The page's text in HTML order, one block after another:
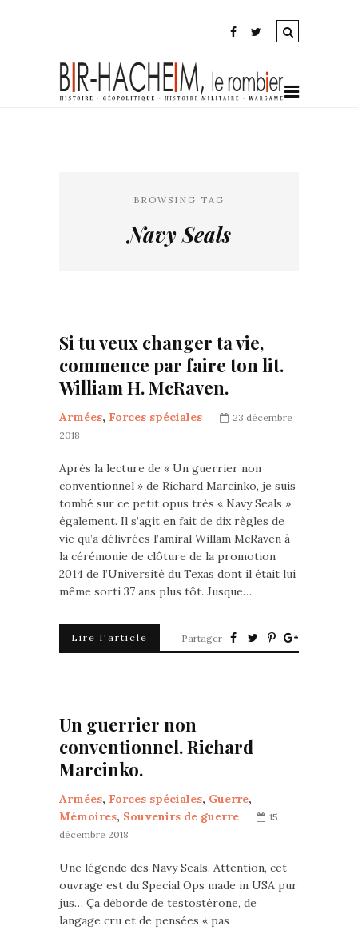
BROWSING TAG
Navy Seals
Si tu veux changer ta vie,
commence par faire ton lit.
William H. McRaven.
Armées, Forces spéciales
23 décembre
2018
Après la lecture de « Un guerrier non
conventionnel » de Richard Marcinko, je suis
tombé sur ce petit opus très « Navy Seals »
également. Il s’agit en fait de dix règles de
vie qu’a délivrées l’amiral Willam McRaven à
la cérémonie de clôture de la promotion
2014 de l’Université du Texas dont il était lui
même sorti 37 ans plus tôt. Jusque…
Lire l'article Partager
Un guerrier non
conventionnel. Richard
Marcinko.
Armées, Forces spéciales, Guerre,
Mémoires, Souvenirs de guerre
15
décembre 2018
Une légende des Navy Seals. Attention, cet
ouvrage est du Special Ops made in USA pur
jus… Ça déborde de testostérone, de
langage cru et de pensées « pas